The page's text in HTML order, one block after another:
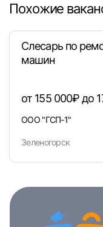
Похожие
Слесарь по
машин
от 155 000₽ до
ООО "ГСП-1"
Зеленогорск